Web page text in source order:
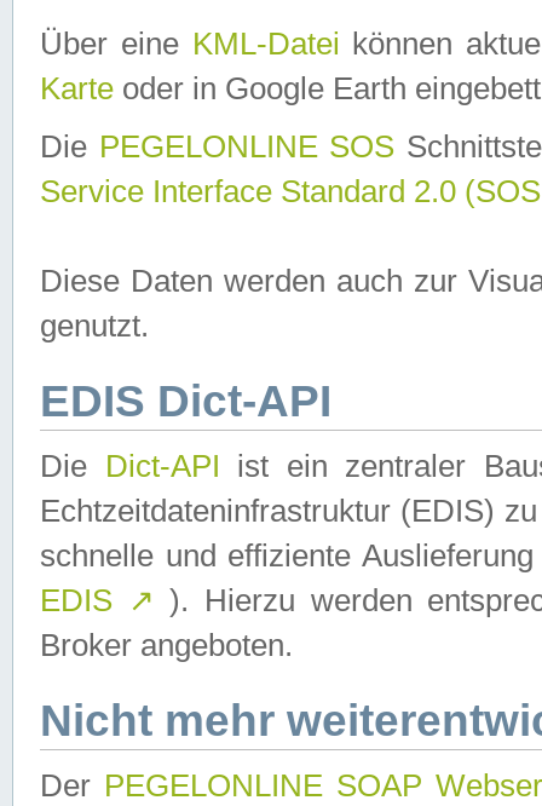
Über eine KML-Datei können
Karte oder in Google Earth
Die PEGELONLINE SOS
Service Interface Standard 2.0
Diese Daten werden auch zur
genutzt.
EDIS Dict-API
Die Dict-API ist ein zentraler
Echtzeitdateninfrastruktur (EDIS)
schnelle und effiziente
EDIS ↗ ). Hierzu werden
Broker angeboten.
Nicht mehr
Der PEGELONLINE SOAP